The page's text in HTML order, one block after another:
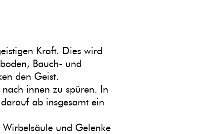
Kraft. Dies wird
Bauch- und
den Geist.
innen zu spüren. In
ab insgesamt ein
und Gelenke